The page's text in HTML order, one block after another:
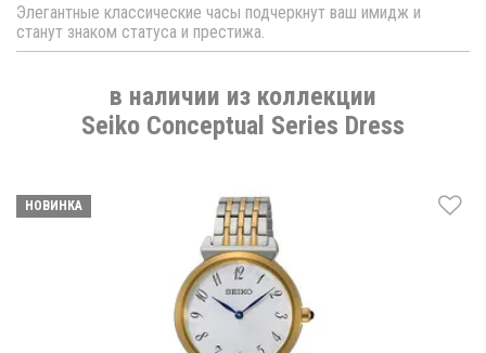
Элегантные классические часы подчеркнут ваш имидж и
станут знаком статуса и престижа.
в наличии из коллекции
Seiko Conceptual Series Dress
НОВИНКА